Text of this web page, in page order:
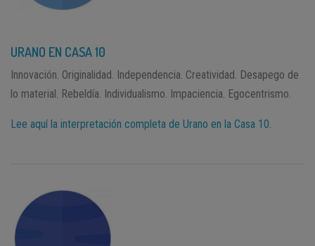
URANO EN CASA 10
Innovación. Originalidad. Independencia. Creatividad. Desapego de
lo material. Rebeldía. Individualismo. Impaciencia. Egocentrismo.
Lee aquí la interpretación completa de Urano en la Casa 10.